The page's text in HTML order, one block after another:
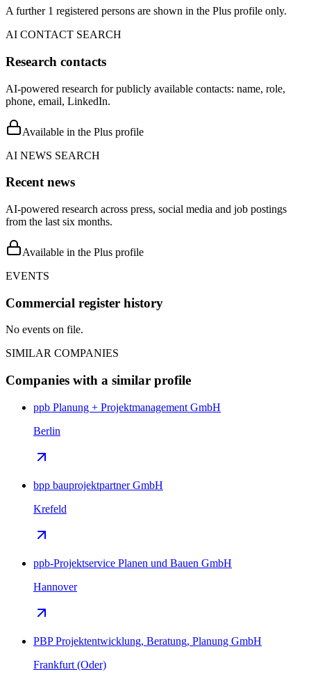
A further 1 registered persons are shown in the Plus profile only.
AI CONTACT SEARCH
Research contacts
AI-powered research for publicly available contacts: name, role,
phone, email, LinkedIn.
Available in the Plus profile
AI NEWS SEARCH
Recent news
AI-powered research across press, social media and job postings
from the last six months.
Available in the Plus profile
EVENTS
Commercial register history
No events on file.
SIMILAR COMPANIES
Companies with a similar profile
ppb Planung + Projektmanagement GmbH
Berlin
bpp bauprojektpartner GmbH
Krefeld
ppb-Projektservice Planen und Bauen GmbH
Hannover
PBP Projektentwicklung, Beratung, Planung GmbH
Frankfurt (Oder)